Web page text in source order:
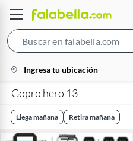
location-
icon
Ingresa tu ubicación
Gopro hero 13
Llega mañana Retira mañana